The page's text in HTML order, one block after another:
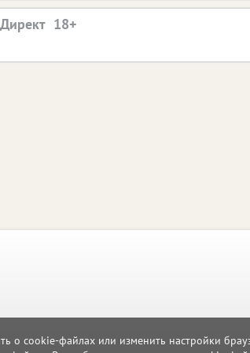
о cookie-файлах или изменить настройки